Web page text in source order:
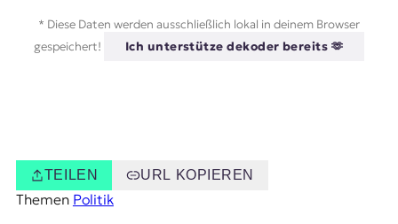
* Diese Daten werden ausschließlich lokal in deinem Browser
gespeichert!
Ich unterstütze dekoder bereits 🫶
TEILEN URL KOPIEREN
Themen Politik